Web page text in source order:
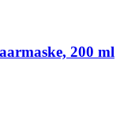
200 ml